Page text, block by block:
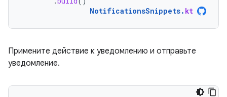
NotificationsSnippets. kt
Примените действие к уведомлению и отправьте
уведомление.